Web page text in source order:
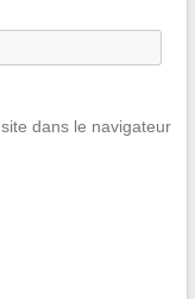
dans le navigateur